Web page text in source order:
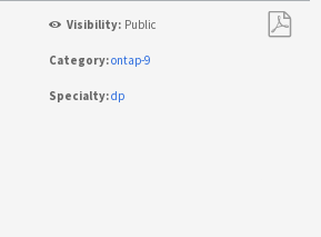
Visibility: Public
Category:ontap-9
Specialty:dp